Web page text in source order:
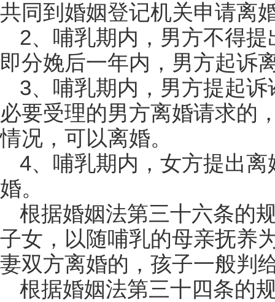
共同到婚姻登记机关申请离
2、哺乳期内，男方不得
即分娩后一年内，男方起诉
3、哺乳期内，男方提起
必要受理的男方离婚请求的
情况，可以离婚。
4、哺乳期内，女方提出
婚。
根据婚姻法第三十六条的
子女，以随哺乳的母亲抚养
妻双方离婚的，孩子一般判
根据婚姻法第三十四条的